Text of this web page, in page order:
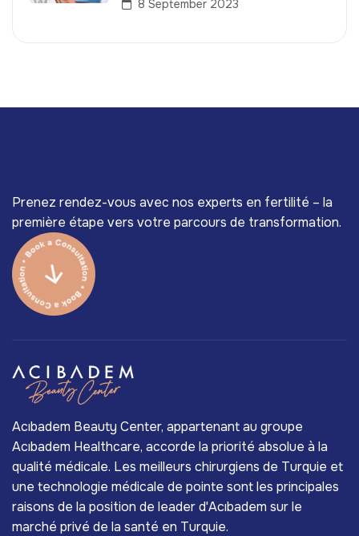
8 September 2023
Prenez rendez-vous avec nos experts en fertilité – la
première étape vers votre parcours de transformation.
Acıbadem Beauty Center, appartenant au groupe
Acıbadem Healthcare, accorde la priorité absolue à la
qualité médicale. Les meilleurs chirurgiens de Turquie et
une technologie médicale de pointe sont les principales
raisons de la position de leader d'Acıbadem sur le
marché privé de la santé en Turquie.